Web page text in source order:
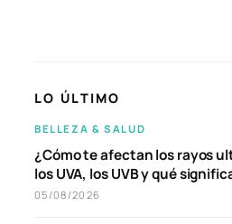
LO ÚLTIMO
BELLEZA & SALUD
¿Cómo te afectan los rayos
los UVA, los UVB y qué
05/08/2026